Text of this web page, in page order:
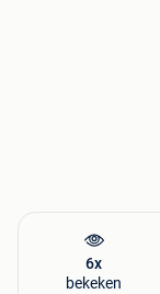
6x
bekeken